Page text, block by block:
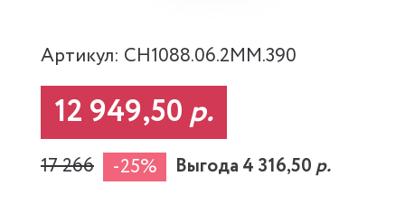
Артикул: CH1088.06.2MM.390
12 949,50р.
17 266 -25% Выгода 4 316,50р.